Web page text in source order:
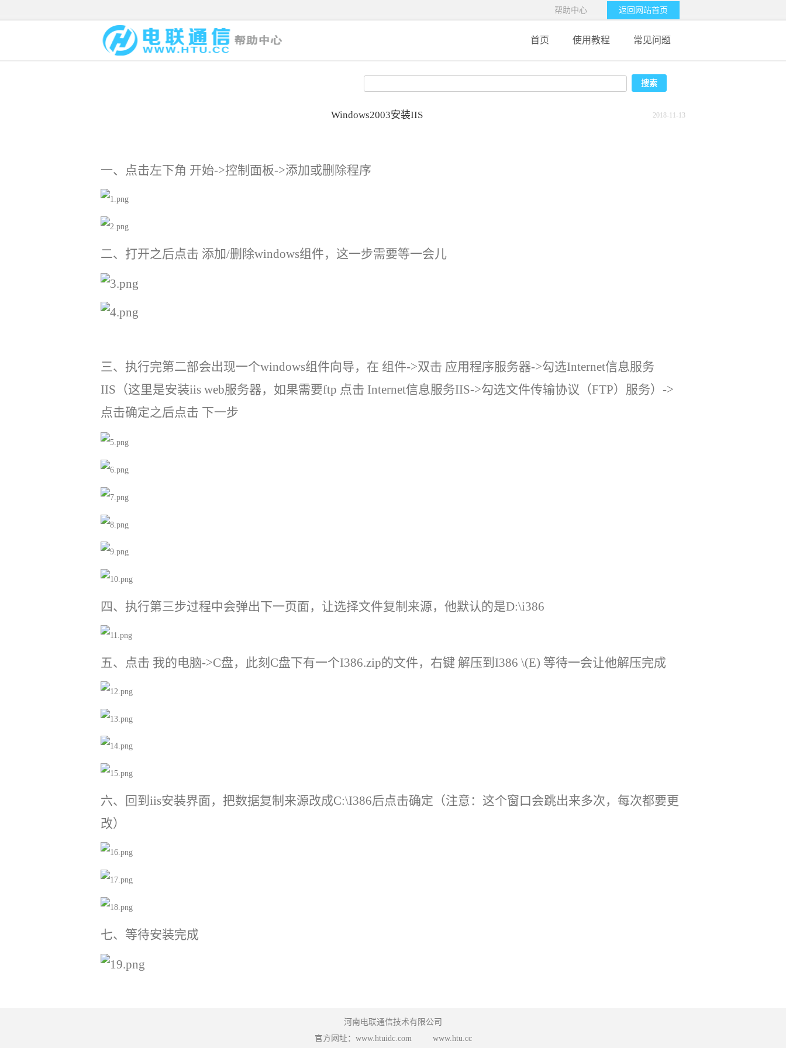
帮助中心 返回网站首页
首页 使用教程 常见问题
Windows2003安装IIS 2018-11-13
一、点击左下角 开始->控制面板->添加或删除程序
二、打开之后点击 添加/删除windows组件，这一步需要等一会儿
三、执行完第二部会出现一个windows组件向导，在 组件->双击 应用程序服务器->勾选Internet信息服务
IIS（这里是安装iis web服务器，如果需要ftp 点击 Internet信息服务IIS->勾选文件传输协议（FTP）服务）->
点击确定之后点击 下一步
四、执行第三步过程中会弹出下一页面，让选择文件复制来源，他默认的是D:\i386
五、点击 我的电脑->C盘，此刻C盘下有一个I386.zip的文件，右键 解压到I386 \(E) 等待一会让他解压完成
六、回到 iis安装界面，把数据复制来源改成C:\I386后点击确定（注意：这个窗口会跳出来多次，每次都要更
改）
七、等待安装完成
河南电联通信技术有限公司
官方网址：www.htuidc.com www.htu.cc